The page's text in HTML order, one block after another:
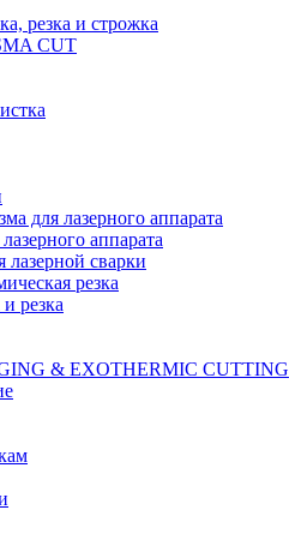
резка и строжка
CUT
для лазерного аппарата
аппарата
лазерной сварки
резка
резка
& EXOTHERMIC CUTTING